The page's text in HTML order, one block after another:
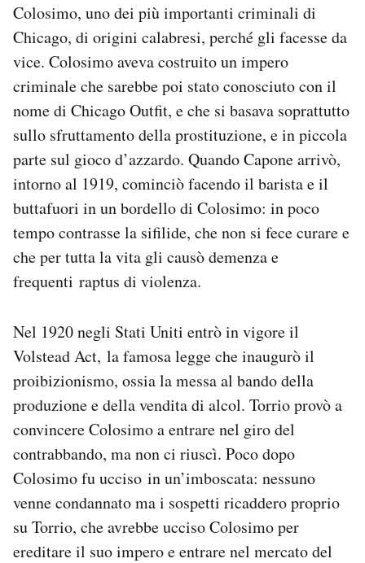
Colosimo, uno dei più importanti criminali di
Chicago, di origini calabresi, perché gli facesse da
vice. Colosimo aveva costruito un impero
criminale che sarebbe poi stato conosciuto con il
nome di Chicago Outfit, e che si basava soprattutto
sullo sfruttamento della prostituzione, e in piccola
parte sul gioco d’azzardo. Quando Capone arrivò,
intorno al 1919, cominciò facendo il barista e il
buttafuori in un bordello di Colosimo: in poco
tempo contrasse la sifilide, che non si fece curare e
che per tutta la vita gli causò demenza e
frequenti raptus di violenza.
Nel 1920 negli Stati Uniti entrò in vigore il
Volstead Act, la famosa legge che inaugurò il
proibizionismo, ossia la messa al bando della
produzione e della vendita di alcol. Torrio provò a
convincere Colosimo a entrare nel giro del
contrabbando, ma non ci riuscì. Poco dopo
Colosimo fu ucciso in un’imboscata: nessuno
venne condannato ma i sospetti ricaddero proprio
su Torrio, che avrebbe ucciso Colosimo per
ereditare il suo impero e entrare nel mercato del